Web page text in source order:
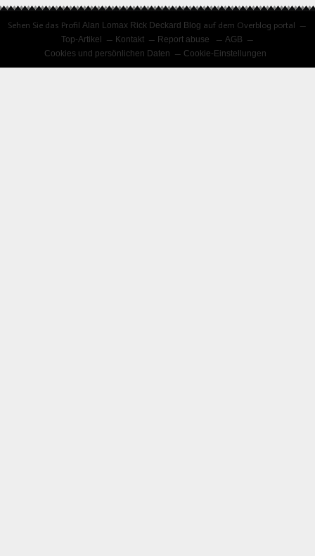
Sehen Sie das Profil Alan Lomax Rick Deckard Blog auf dem Overblog portal
Top-Artikel
Kontakt Report abuse
AGB
Cookies und persönlichen Daten
Cookie-Einstellungen